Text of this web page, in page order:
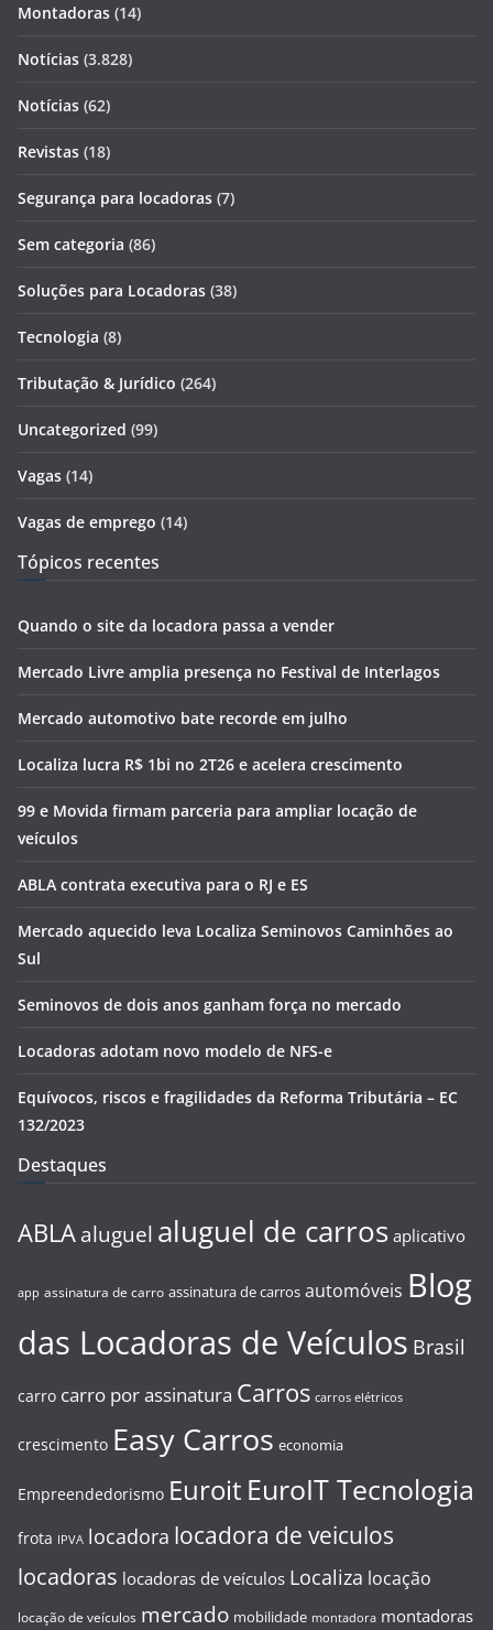
Montadoras (14)
Notícias (3.828)
Notícias (62)
Revistas (18)
Segurança para locadoras (7)
Sem categoria (86)
Soluções para Locadoras (38)
Tecnologia (8)
Tributação & Jurídico (264)
Uncategorized (99)
Vagas (14)
Vagas de emprego (14)
Tópicos recentes
Quando o site da locadora passa a vender
Mercado Livre amplia presença no Festival de Interlagos
Mercado automotivo bate recorde em julho
Localiza lucra R$ 1bi no 2T26 e acelera crescimento
99 e Movida firmam parceria para ampliar locação de
veículos
ABLA contrata executiva para o RJ e ES
Mercado aquecido leva Localiza Seminovos Caminhões ao
Sul
Seminovos de dois anos ganham força no mercado
Locadoras adotam novo modelo de NFS-e
Equívocos, riscos e fragilidades da Reforma Tributária – EC
132/2023
Destaques
ABLA aluguel aluguel de carros aplicativo
app assinatura de carro assinatura de carros automóveis Blog
das Locadoras de Veículos Brasil
carro carro por assinatura Carros carros elétricos
crescimento Easy Carros economia
Empreendedorismo Euroit EuroIT Tecnologia
frota IPVA locadora locadora de veiculos
locadoras locadoras de veículos Localiza locação
locação de veículos mercado mobilidade montadora montadoras